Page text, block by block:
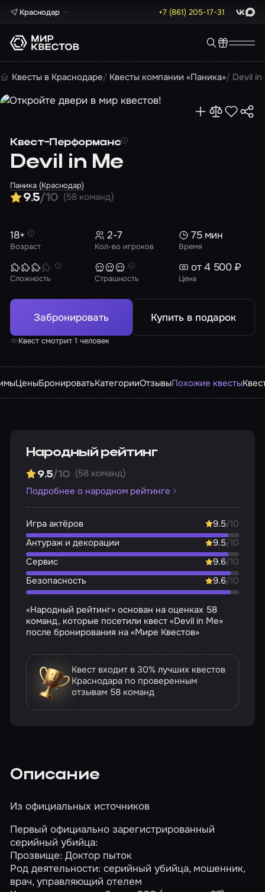
Краснодар +7 (861) 205-17-31 Max
Квесты в Краснодаре Квесты компании «Паника» Devil in
Квест-Перформанс
Devil in Me
Паника (Краснодар)
9.5/10 (58 команд)
Возраст
18+
Кол-во игроков
2-7
Время
75 мин
Сложность Страшность Цена
от 4 500 ₽
Забронировать Купить в подарок
Квест смотрит 1 человек
ЦеныБронироватьКатегорииОтзывыПохожие квесты
Народный рейтинг
9.5/10 (58 команд)
Подробнее о народном рейтинге
Игра актёров 9.5/10
Антураж и декорации
9.5/10
Сервис
9.6/10
Безопасность
9.6/10
«Народный рейтинг» основан на оценках 58
команд, которые посетили квест «Devil in Me»
после бронирования на «Мире Квестов»
Квест входит в 30% лучших квестов
Краснодара по проверенным
отзывам 58 команд
Описание
Из официальных источников
Первый официально зарегистрированный
серийный убийца:
Прозвище: Доктор пыток
Род деятельности: серийный убийца, мошенник,
врач, управляющий отелем